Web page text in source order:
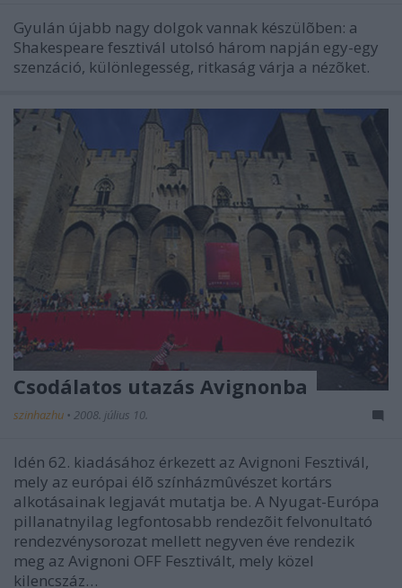
Gyulán újabb nagy dolgok vannak készülõben: a
Shakespeare fesztivál utolsó három napján egy-egy
szenzáció, különlegesség, ritkaság várja a nézõket.
Csodálatos utazás Avignonba
szinhazhu • 2008. július 10.
Idén 62. kiadásához érkezett az Avignoni Fesztivál,
mely az európai élõ színházmûvészet kortárs
alkotásainak legjavát mutatja be. A Nyugat-Európa
pillanatnyilag legfontosabb rendezõit felvonultató
rendezvénysorozat mellett negyven éve rendezik
meg az Avignoni OFF Fesztivált, mely közel
kilencszáz…